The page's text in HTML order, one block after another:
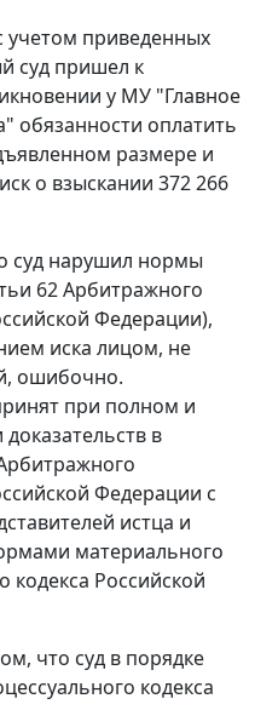
учетом приведенных
суд пришел к
у МУ "Главное
обязанности оплатить
размере и
о взыскании 372 266
суд нарушил нормы
62Арбитражного
Федерации),
иска лицом, не
ошибочно.
при полном и
в
Федерации с
истца и
материального
кодекса Российской
что суд в порядке
кодекса